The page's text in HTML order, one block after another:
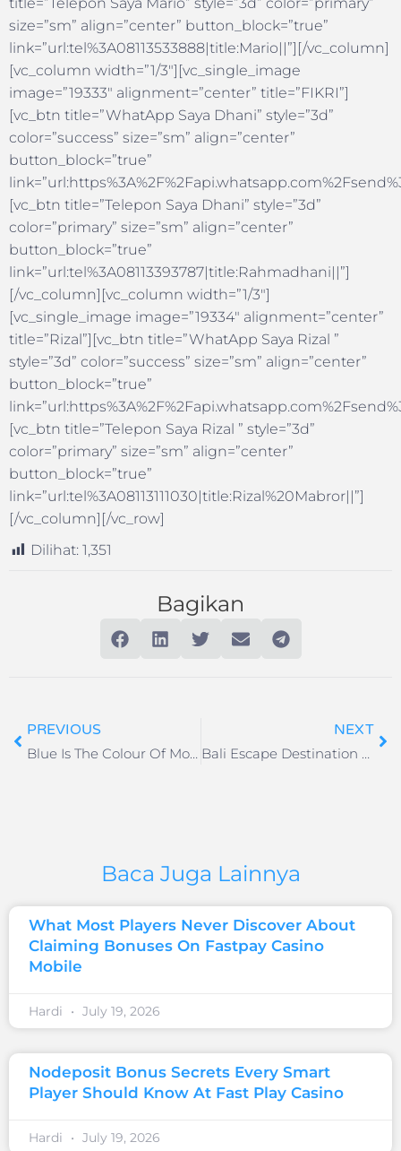
size=”sm” align=”center” button_block=”true”
link=”url:tel%3A08113533888|title:Mario||”][/vc_column]
[vc_column width=”1/3″][vc_single_image
image=”19333″ alignment=”center” title=”FIKRI”]
[vc_btn title=”WhatApp Saya Dhani” style=”3d”
color=”success” size=”sm” align=”center”
button_block=”true”
[vc_btn title=”Telepon Saya Dhani” style=”3d”
color=”primary” size=”sm” align=”center”
button_block=”true”
link=”url:tel%3A08113393787|title:Rahmadhani||”]
[/vc_column][vc_column width=”1/3″]
[vc_single_image image=”19334″ alignment=”center”
title=”Rizal”][vc_btn title=”WhatApp Saya Rizal ”
style=”3d” color=”success” size=”sm” align=”center”
button_block=”true”
[vc_btn title=”Telepon Saya Rizal ” style=”3d”
color=”primary” size=”sm” align=”center”
button_block=”true”
link=”url:tel%3A08113111030|title:Rizal%20Mabror||”]
[/vc_column][/vc_row]
Dilihat: 1,351
Bagikan
PREVIOUS
Blue Is The Colour Of Money Welcome RADISSON Hotel Group to Darmawisata
NEXT
Bali Escape Destination Hotel HOMM Saranam Baturiti, Bali
Baca Juga Lainnya
What Most Players Never Discover About
Claiming Bonuses On Fastpay Casino
Mobile
Hardi July 19, 2026
Nodeposit Bonus Secrets Every Smart
Player Should Know At Fast Play Casino
Hardi July 19, 2026